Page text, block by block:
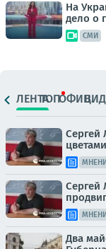
На
дело о
СМИ
ЛЕНТАТОПОФИЦ.
Сергей
Сергей
Два